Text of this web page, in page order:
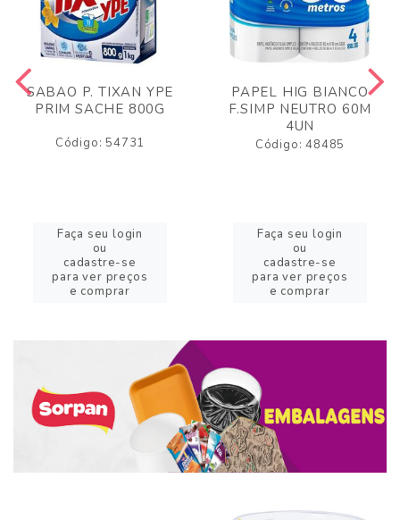
SABAO P. TIXAN YPE
PRIM SACHE 800G
Código: 54731
Faça seu login
ou
cadastre-se
para ver preços
e comprar
PAPEL HIG BIANCO
F.SIMP NEUTRO 60M
4UN
Código: 48485
Faça seu login
ou
cadastre-se
para ver preços
e comprar